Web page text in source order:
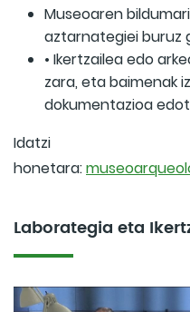
Museoaren
aztarnategiei buruz
• Ikertzailea edo
zara, eta baimenak
dokumentazioa
Idatzi
honetara:
Laborategia eta